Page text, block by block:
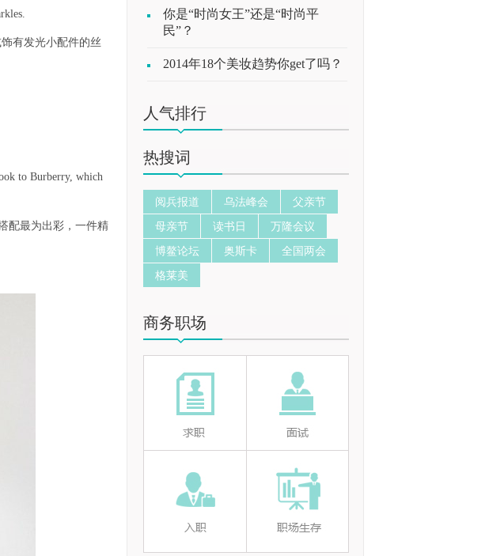
有发光小配件的丝
to Burberry, which
配最为出彩，一件精
你是“时尚女王”还是“时尚平
民”？
2014年18个美妆趋势你get了吗？
人气排行
热搜词
阅兵报道 乌法峰会
父亲节
母亲节
读书日
万隆会议
博鳌论坛
奥斯卡
全国两会
格莱美
商务职场